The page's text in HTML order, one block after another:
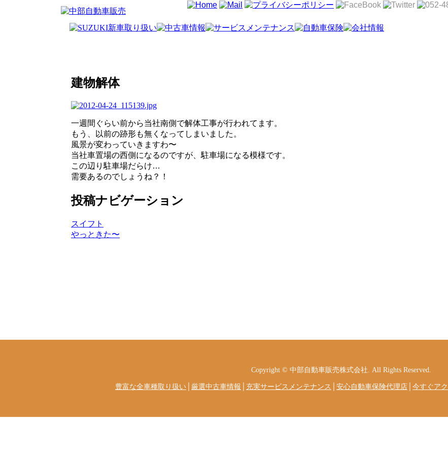
建物解体
一週間ぐらい前から当社南側で解体工事が行われてます。
もう、以前の跡形も無くなってしまいました。
風景が変わっていきますわ〜
当社車置場の西側になるのですが、駐車場になる模様です。
この辺り駐車場だらけ…
需要あるのでしょうね？！
投稿ナビゲーション
スイフト
やっときた〜
Copyright © 中部自動車販売株式会社. All Rights Reserved.
豊富な全車種取り扱い 厳選中古車情報 充実サービスメンテナンス 安心自動車保険代理店 今すぐア